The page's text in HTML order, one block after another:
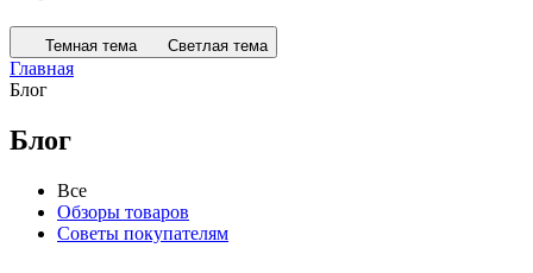
Темная тема Светлая тема
Главная
Блог
Блог
Все
Обзоры товаров
Советы покупателям